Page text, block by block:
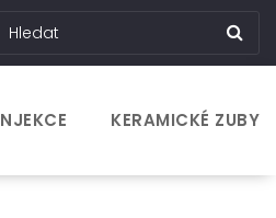
KERAMICKÉ ZUBY